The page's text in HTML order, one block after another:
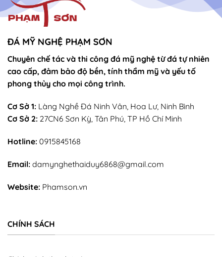
ĐÁ MỸ NGHỆ PHẠM SƠN
Chuyên chế tác và thi công đá mỹ nghệ từ đá tự nhiên
cao cấp, đảm bảo độ bền, tính thẩm mỹ và yếu tố
phong thủy cho mọi công trình.
Cơ Sở 1: Làng Nghề Đá Ninh Vân, Hoa Lư, Ninh Bình
Cơ Sở 2: 27CN6 Sơn Kỳ, Tân Phú, TP Hồ Chí Minh
Hotline: 0915845168
Email: damynghethaiduy6868@gmail.com
Website: Phamson.vn
CHÍNH SÁCH